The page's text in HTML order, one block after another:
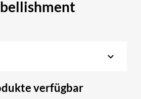
keyboard_arrow_down
verfügbar